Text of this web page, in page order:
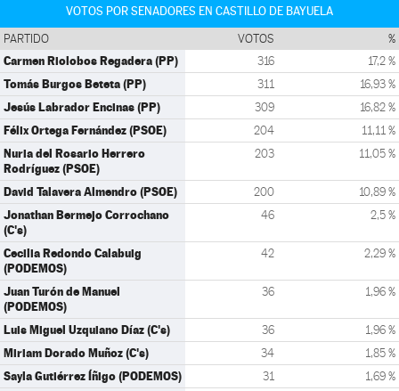
VOTOS POR SENADORES EN CASTILLO DE BAYUELA
PARTIDO VOTOS %
Carmen Riolobos Regadera (PP) 316 17,2 %
Tomás Burgos Beteta (PP) 311 16,93 %
Jesús Labrador Encinas (PP) 309 16,82 %
Félix Ortega Fernández (PSOE) 204 11,11 %
Nuria del Rosario Herrero
Rodríguez (PSOE)
203 11,05 %
David Talavera Almendro (PSOE) 200 10,89 %
Jonathan Bermejo Corrochano
(C's)
46 2,5 %
Cecilia Redondo Calabuig
(PODEMOS)
42 2,29 %
Juan Turón de Manuel
(PODEMOS)
36 1,96 %
Luis Miguel Uzquiano Díaz (C's) 36 1,96 %
Miriam Dorado Muñoz (C's) 34 1,85 %
Sayla Gutiérrez Íñigo (PODEMOS) 31 1,69 %